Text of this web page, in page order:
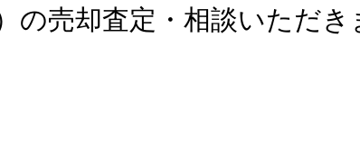
の売却査定・相談いただき